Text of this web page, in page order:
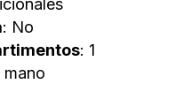
: No
: 1
mano